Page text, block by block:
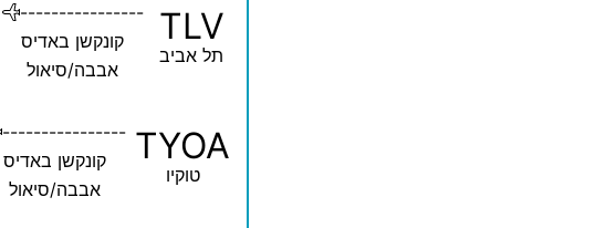
TLV
תל אביב
----------------
קונקשן באדיס
אבבה/סיאול
TYOA
טוקיו
----------------
קונקשן באדיס
אבבה/סיאול